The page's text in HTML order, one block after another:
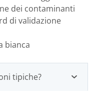
dei contaminanti
di validazione
bianca
tipiche?